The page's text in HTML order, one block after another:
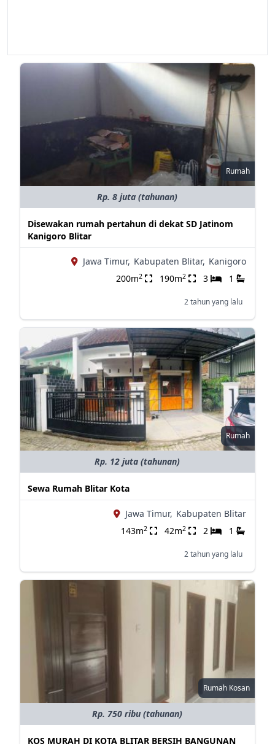
Rumah
Rp. 8 juta (tahunan)
Disewakan rumah pertahun di dekat SD Jatinom
Kanigoro Blitar
Jawa Timur, Kabupaten Blitar, Kanigoro
200m2 190m2 3 1
2 tahun yang lalu
Rumah
Rp. 12 juta (tahunan)
Sewa Rumah Blitar Kota
Jawa Timur, Kabupaten Blitar
143m2 42m2 2 1
2 tahun yang lalu
Rumah Kosan
Rp. 750 ribu (tahunan)
KOS MURAH DI KOTA BLITAR BERSIH BANGUNAN